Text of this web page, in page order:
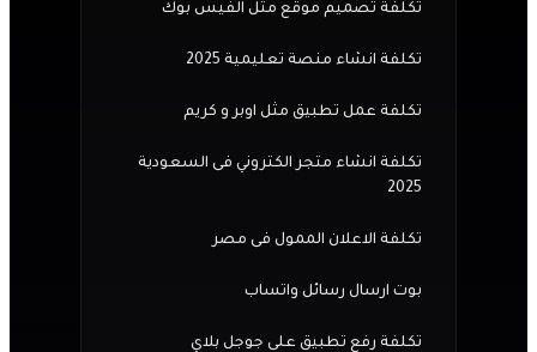
تكلفة تصميم موقع مثل الفيس بوك
تكلفة انشاء منصة تعليمية 2025
تكلفة عمل تطبيق مثل اوبر و كريم
تكلفة انشاء متجر الكتروني فى السعودية
2025
تكلفة الاعلان الممول فى مصر
بوت ارسال رسائل واتساب
تكلفة رفع تطبيق على جوجل بلاي